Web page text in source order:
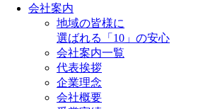
会社案内
地域の皆様に
選ばれる「10」の安心
会社案内一覧
代表挨拶
企業理念
会社概要